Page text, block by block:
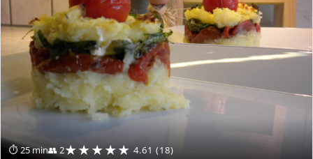
⏱ 25 min👥 2★★★★★ 4.61 (18)